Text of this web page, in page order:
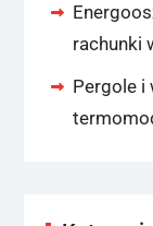
rachunki
Pergole i